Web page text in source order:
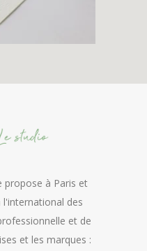
propose à Paris et
des
et de
et les marques :